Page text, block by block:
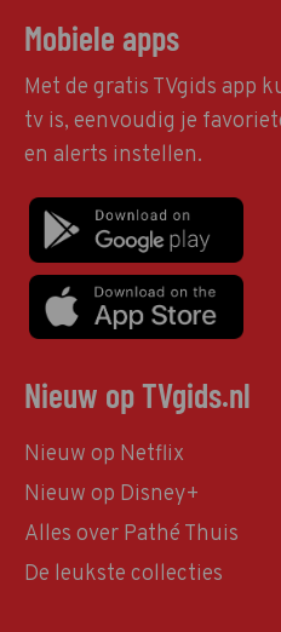
Mobiele apps
Met de gratis TVgids app
tv is, eenvoudig je
en alerts instellen.
Nieuw op TVgids.nl
Nieuw op Netflix
Nieuw op Disney+
Alles over Pathé Thuis
De leukste collecties